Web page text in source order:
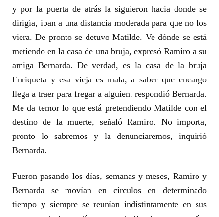
y por la puerta de atrás la siguieron hacia donde se
dirigía, iban a una distancia moderada para que no los
viera. De pronto se detuvo Matilde. Ve dónde se está
metiendo en la casa de una bruja, expresó Ramiro a su
amiga Bernarda. De verdad, es la casa de la bruja
Enriqueta y esa vieja es mala, a saber que encargo
llega a traer para fregar a alguien, respondió Bernarda.
Me da temor lo que está pretendiendo Matilde con el
destino de la muerte, señaló Ramiro. No importa,
pronto lo sabremos y la denunciaremos, inquirió
Bernarda.
Fueron pasando los días, semanas y meses, Ramiro y
Bernarda se movían en círculos en determinado
tiempo y siempre se reunían indistintamente en sus